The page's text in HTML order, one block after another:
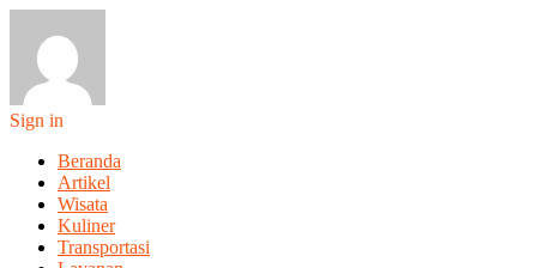
Sign in
Beranda
Artikel
Wisata
Kuliner
Transportasi